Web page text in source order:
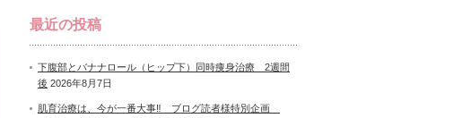
最近の投稿
下腹部とバナナロール（ヒップ下）同時痩身治療 2週間
後 2026年8月7日
肌育治療は、今が一番大事‼ ブログ読者様特別企画